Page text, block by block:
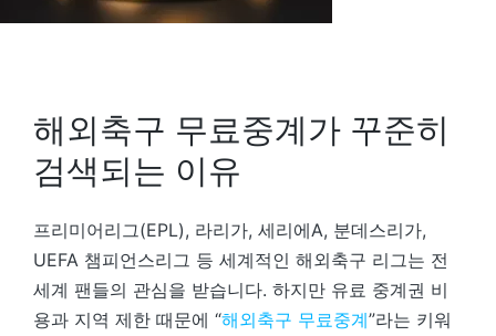
해외축구 무료중계가 꾸준히
검색되는 이유
프리미어리그(EPL), 라리가, 세리에A, 분데스리가,
UEFA 챔피언스리그 등 세계적인 해외축구 리그는 전
세계 팬들의 관심을 받습니다. 하지만 유료 중계권 비
용과 지역 제한 때문에 “해외축구 무료중계”라는 키워